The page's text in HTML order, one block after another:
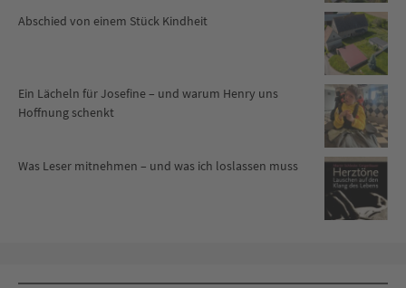
Abschied von einem Stück Kindheit
Ein Lächeln für Josefine – und warum Henry uns
Hoffnung schenkt
Was Leser mitnehmen – und was ich loslassen muss